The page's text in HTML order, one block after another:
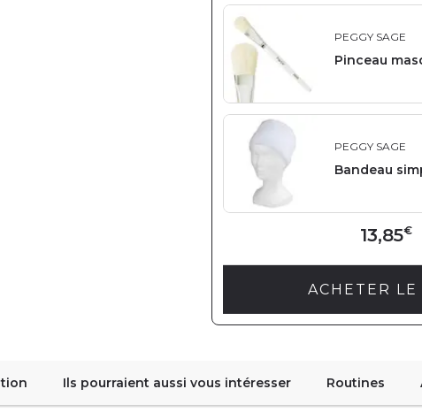
PEGGY SAGE
Pinceau
PEGGY SAGE
Bandeau
13,85€
ACHETER LE
Ils pourraient aussi vous intéresser Routines